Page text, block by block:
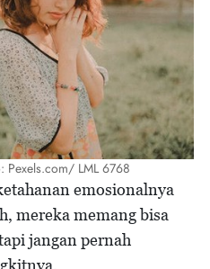
LML 6768
emosionalnya
mereka memang bisa
jangan pernah